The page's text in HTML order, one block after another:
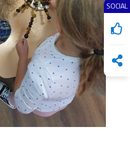
SOCIAL